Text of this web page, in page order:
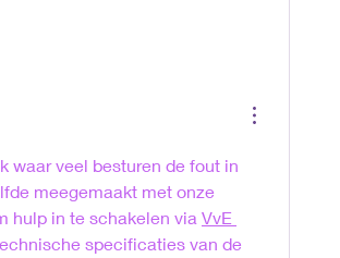
waar veel besturen de fout in
meegemaakt met onze
hulp in te schakelen via VvE
specificaties van de